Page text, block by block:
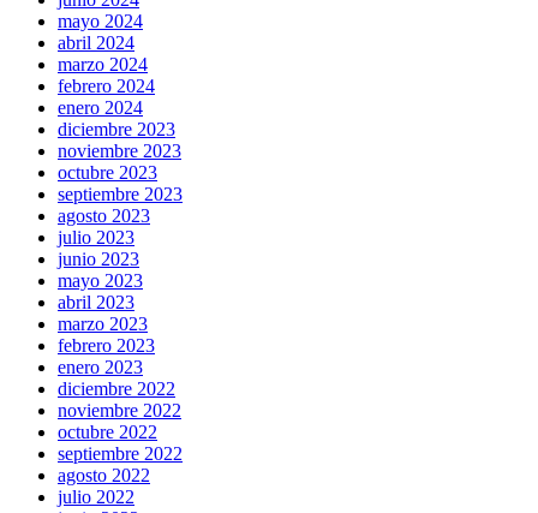
mayo 2024
abril 2024
marzo 2024
febrero 2024
enero 2024
diciembre 2023
noviembre 2023
octubre 2023
septiembre 2023
agosto 2023
julio 2023
junio 2023
mayo 2023
abril 2023
marzo 2023
febrero 2023
enero 2023
diciembre 2022
noviembre 2022
octubre 2022
septiembre 2022
agosto 2022
julio 2022